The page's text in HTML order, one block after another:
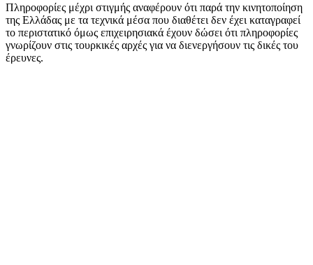
Πληροφορίες μέχρι στιγμής αναφέρουν ότι παρά την κινητοποίηση
της Ελλάδας με τα τεχνικά μέσα που διαθέτει δεν έχει καταγραφεί
το περιστατικό όμως επιχειρησιακά έχουν δώσει ότι πληροφορίες
γνωρίζουν στις τουρκικές αρχές για να διενεργήσουν τις δικές του
έρευνες.